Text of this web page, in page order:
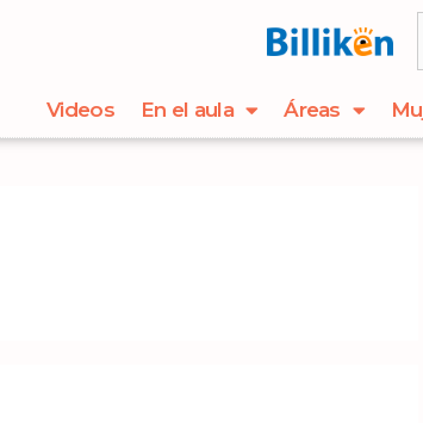
Videos En el aula Áreas